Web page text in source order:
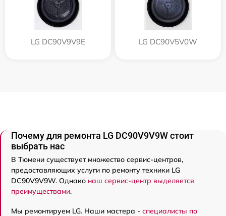
LG DC90V9V9E LG DC90V5V0W
Почему для ремонта LG DC90V9V9W стоит
выбрать нас
В Тюмени существует множество сервис-центров,
предоставляющих услуги по ремонту техники LG
DC90V9V9W. Однако наш сервис-центр выделяется
преимуществами.
Мы ремонтируем LG. Наши мастера - специалисты по